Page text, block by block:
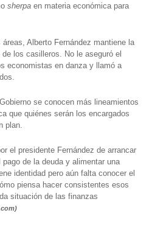
sherpaen materia económica para
Alberto Fernández mantiene la
los casilleros. No le aseguró el
economistas en danza y llamó a
se conocen más lineamientos
que quiénes serán los encargados
plan.
el presidente Fernández de arrancar
de la deuda y alimentar una
identidad pero aún falta conocer el
piensa hacer consistentes esos
situación de las finanzas